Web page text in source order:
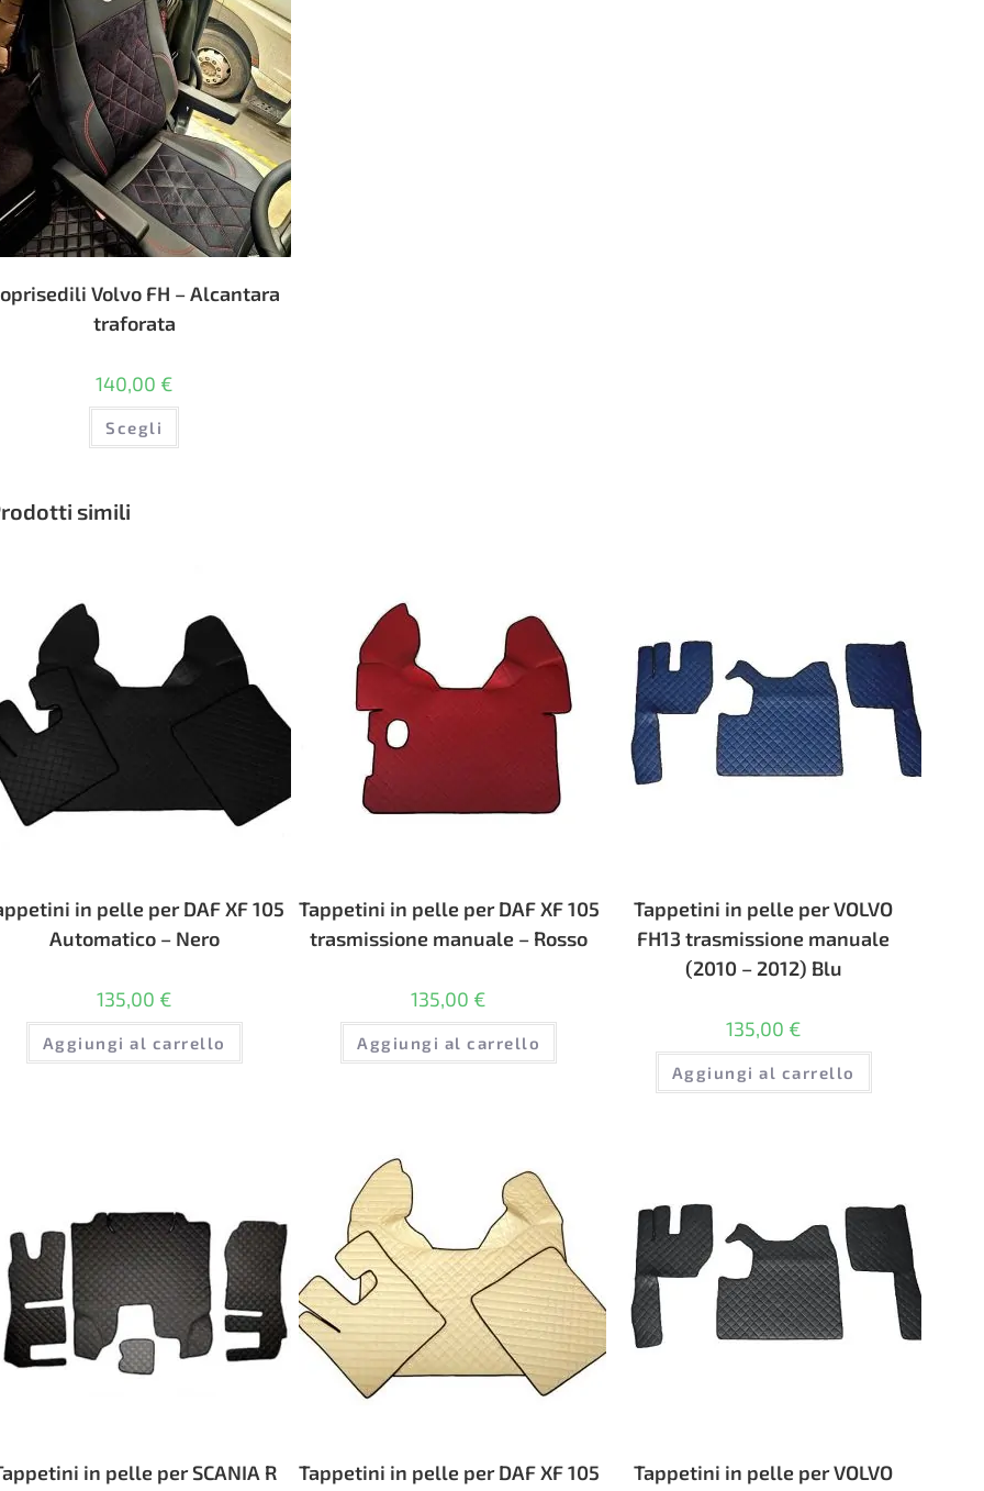
Volvo FH – Alcantara
traforata
140,00 €
Scegli
Questo
prodotto
simili
in pelle per DAF XF 105
Automatico – Nero
135,00 €
Aggiungi al carrello
Tappetini in pelle per DAF XF 105
trasmissione manuale – Rosso
135,00 €
Aggiungi al carrello
Tappetini in pelle per VOLVO
FH13 trasmissione manuale
(2010 – 2012) Blu
135,00 €
Aggiungi al carrello
in pelle per SCANIA R
Tappetini in pelle per DAF XF 105
Tappetini in pelle per VOLVO